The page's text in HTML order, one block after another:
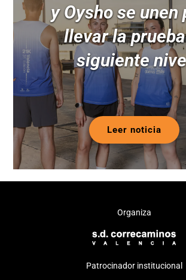
y Oysho se unen
llevar la
siguiente
Leer noticia
Organiza
Patrocinador institucional